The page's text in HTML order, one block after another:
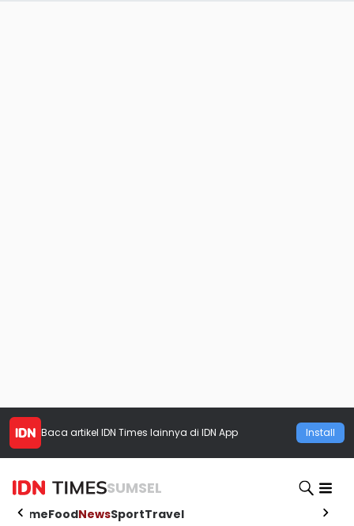
Baca artikel IDN Times lainnya di IDN App Install
SUMSEL
HomeFoodNewsSportTravel